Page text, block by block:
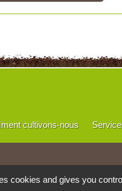
cultivons-nous
cookies and gives you